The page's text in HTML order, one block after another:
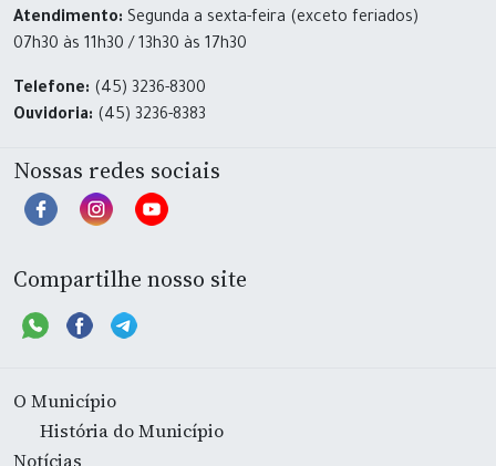
Atendimento: Segunda a sexta-feira (exceto feriados)
07h30 às 11h30 / 13h30 às 17h30
Telefone: (45) 3236-8300
Ouvidoria: (45) 3236-8383
Nossas redes sociais
Compartilhe nosso site
O Município
História do Município
Notícias